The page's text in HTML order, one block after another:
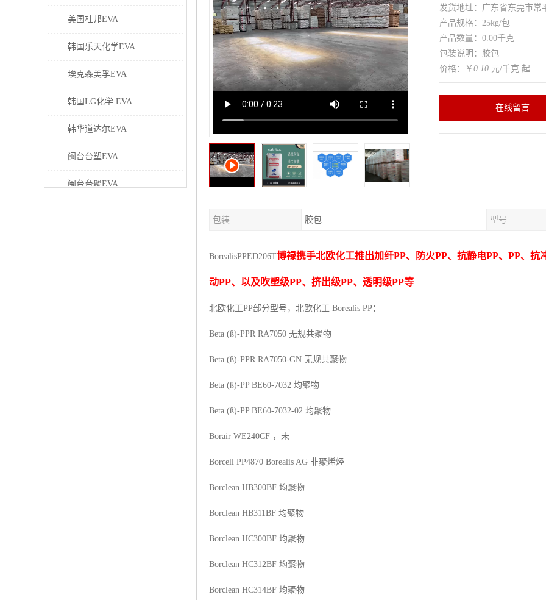
美国杜邦EVA
韩国乐天化学EVA
埃克森美孚EVA
韩国LG化学 EVA
韩华道达尔EVA
闽台台塑EVA
闽台台聚EVA
发货地址：广东省东莞市常
产品规格：25kg/包
产品数量：0.00千克
包装说明：胶包
价格：￥ 0.10 元/千克 起
在线留言
包装 胶包 型号
BorealisPPED206T博禄携手北欧化工推出加纤PP、防火PP、抗静电PP、 PP、抗
动PP、以及吹塑级PP、挤出级PP、透明级PP等
北欧化工PP部分型号，北欧化工 Borealis PP：
Beta (ß)-PPR RA7050 无规共聚物
Beta (ß)-PPR RA7050-GN 无规共聚物
Beta (ß)-PP BE60-7032 均聚物
Beta (ß)-PP BE60-7032-02 均聚物
Borair WE240CF ，未
Borcell PP4870 Borealis AG 非聚烯烃
Borclean HB300BF 均聚物
Borclean HB311BF 均聚物
Borclean HC300BF 均聚物
Borclean HC312BF 均聚物
Borclean HC314BF 均聚物